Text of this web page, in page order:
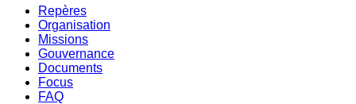
Repères
Organisation
Missions
Gouvernance
Documents
Focus
FAQ